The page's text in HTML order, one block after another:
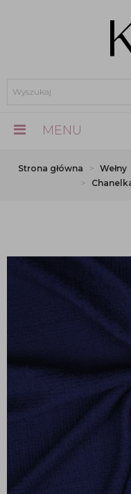
MENU
Strona główna Wełny